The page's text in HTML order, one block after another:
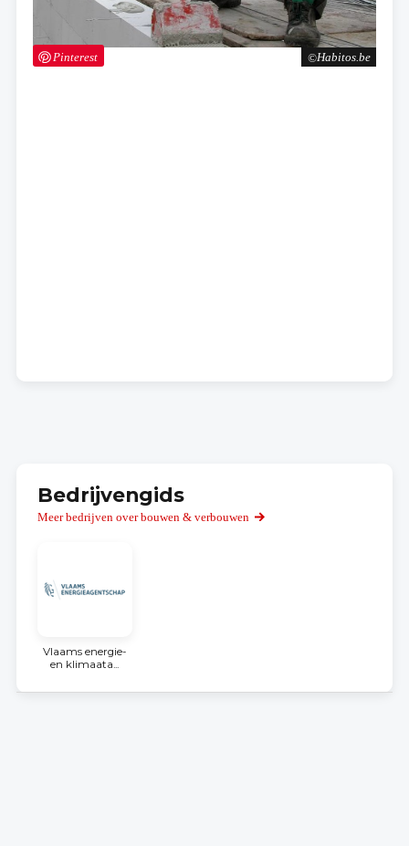
Habitos.be
Pinterest
Bedrijvengids
Meer bedrijven over bouwen & verbouwen
Vlaams energie-
en klimaata...